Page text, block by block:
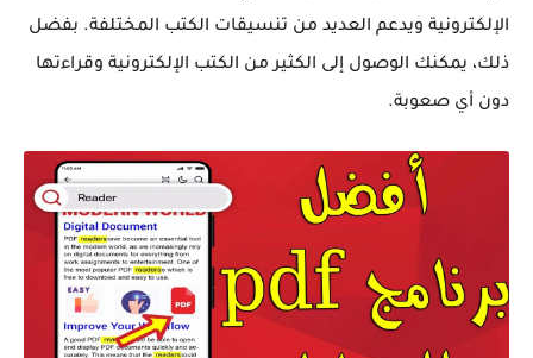
الإلكترونية ويدعم العديد من تنسيقات الكتب المختلفة. بفضل
ذلك، يمكنك الوصول إلى الكثير من الكتب الإلكترونية وقراءتها
دون أي صعوبة.